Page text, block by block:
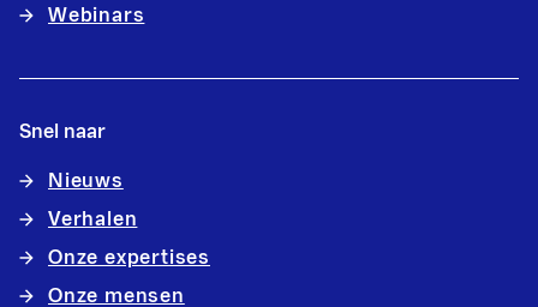
Webinars
Snel naar
Nieuws
Verhalen
Onze expertises
Onze mensen